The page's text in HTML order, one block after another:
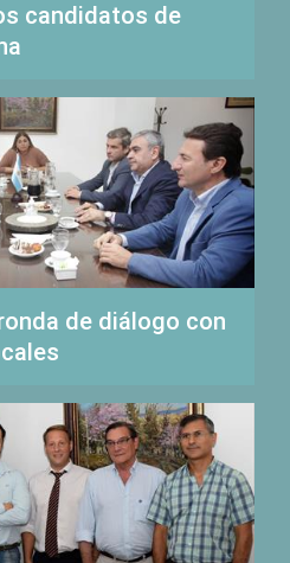
candidatos de
de diálogo con